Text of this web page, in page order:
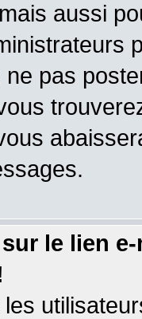
aussi
pas
le lien